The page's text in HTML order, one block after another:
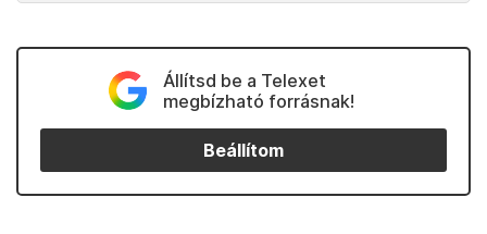
Állítsd be a Telexet
megbízható forrásnak!
Beállítom